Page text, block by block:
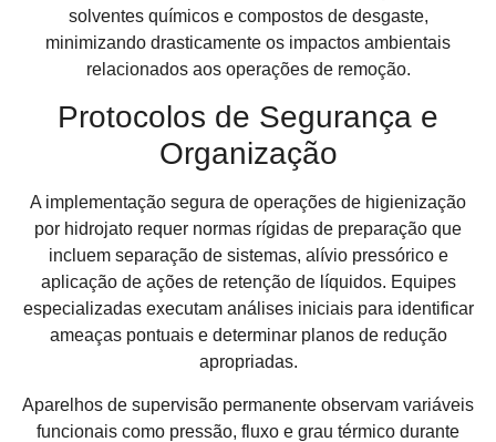
solventes químicos e compostos de desgaste,
minimizando drasticamente os impactos ambientais
relacionados aos operações de remoção.
Protocolos de Segurança e
Organização
A implementação segura de operações de higienização
por hidrojato requer normas rígidas de preparação que
incluem separação de sistemas, alívio pressórico e
aplicação de ações de retenção de líquidos. Equipes
especializadas executam análises iniciais para identificar
ameaças pontuais e determinar planos de redução
apropriadas.
Aparelhos de supervisão permanente observam variáveis
funcionais como pressão, fluxo e grau térmico durante